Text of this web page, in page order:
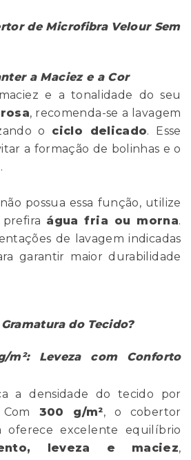
de Microfibra Velour Sem
a Maciez e a Cor
e a tonalidade do seu
, recomenda-se a lavagem
o ciclo delicado. Esse
a formação de bolinhas e o
possua essa função, utilize
água fria ou morna.
de lavagem indicadas
garantir maior durabilidade
do Tecido?
m²: Leveza com Conforto
a densidade do tecido por
300 g/m², o cobertor
oferece excelente equilíbrio
leveza e maciez,